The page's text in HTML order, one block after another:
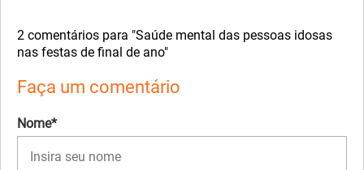
2 comentários para "Saúde mental das pessoas idosas
nas festas de final de ano"
Faça um comentário
Nome*